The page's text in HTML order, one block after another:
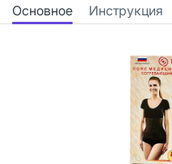
Основное Инструкция